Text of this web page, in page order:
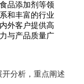
品添加剂等领
和丰富的行业
外客户提供高
与产品质量广
分析，重点阐述